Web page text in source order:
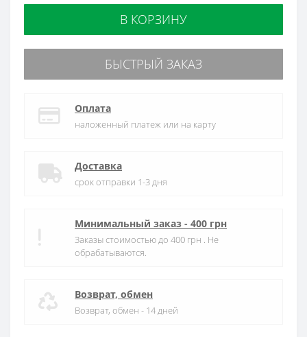
В КОРЗИНУ
БЫСТРЫЙ ЗАКАЗ
Оплата
наложенный платеж или на карту
Доставка
срок отправки 1-3 дня
Минимальный заказ - 400 грн
Заказы стоимостью до 400 грн . Не
обрабатываются.
Возврат, обмен
Возврат, обмен - 14 дней